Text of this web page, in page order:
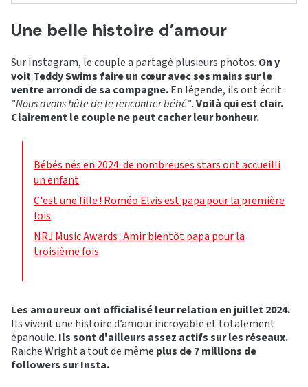
Une belle histoire d’amour
Sur Instagram, le couple a partagé plusieurs photos. On y
voit Teddy Swims faire un cœur avec ses mains sur le
ventre arrondi de sa compagne.En légende, ils ont écrit :
"Nous avons hâte de te rencontrer bébé".Voilà qui est clair.
Clairement le couple ne peut cacher leur bonheur.
Bébés nés en 2024: de nombreuses stars ont accueilli
un enfant
C'est une fille ! Roméo Elvis est papa pour la première
fois
NRJ Music Awards : Amir bientôt papa pour la
troisième fois
Les amoureux ont officialisé leur relation en juillet 2024.
Ils vivent une histoire d’amour incroyable et totalement
épanouie. Ils sont d'ailleurs assez actifs sur les réseaux.
Raiche Wright a tout de même plus de 7 millions de
followers sur Insta.